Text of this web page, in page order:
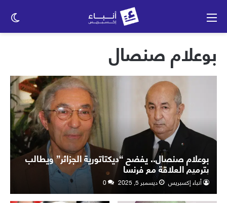
بوعلام صنصال
بوعلام صنصال.. يفضح “ديكتاتورية الجزائر” ويطالب
بترميم العلاقة مع فرنسا
أنباء إكسبريس ديسمبر 5, 2025 0